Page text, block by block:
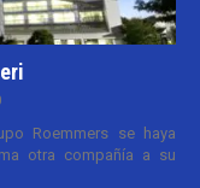
Roemmers se haya
otra compañía a su